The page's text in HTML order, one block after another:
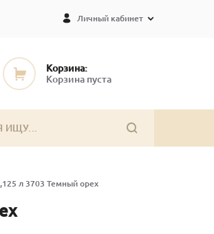
Личный кабинет
Корзина:
Корзина пуста
л 3703 Темный орех